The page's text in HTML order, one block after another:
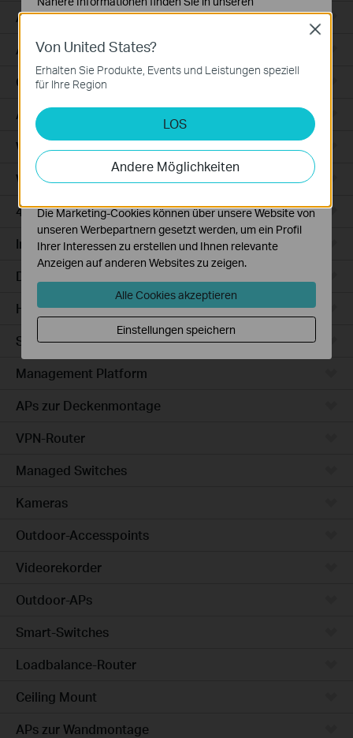
Access
Access Pro
GPON
Agile
Wired Gateways
WiFi Gateways
4G/5G WiFi Gateways
Integrated Gateways
DSL Gateways
Hardware
Software
Management Platform
APs zur Deckenmontage
VPN-Router
Managed Switches
Kameras
Outdoor-Accesspoints
Videorekorder
Outdoor-APs
Smart-Switches
Loadbalance-Router
Ceiling Mount
APs zur Wandmontage
Von United States?
Erhalten Sie Produkte, Events und Leistungen speziell
für Ihre Region
LOS
Andere Möglichkeiten
Close
Datenschutzhinweisen.
Notwendige Cookies
erforderlich und können in Ihren Systemen nicht
Analyse- und Marketing-Cookies
Analyse-Cookies ermöglichen es uns, Ihre Aktivitäten
auf unserer Website zu analysieren, um die
Funktionsweise unserer Website zu verbessern und
Die Marketing-Cookies können über unsere Website von
unseren Werbepartnern gesetzt werden, um ein Profil
Ihrer Interessen zu erstellen und Ihnen relevante
Anzeigen auf anderen Websites zu zeigen.
Alle Cookies akzeptieren
Einstellungen speichern